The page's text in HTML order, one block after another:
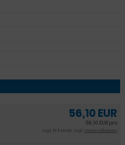
56,10 EUR
56,10 EUR pro
zzgl. 19 % MwSt. zzgl.Versandkosten